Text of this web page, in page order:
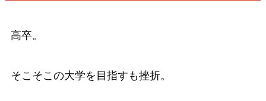
高卒。
そこそこの大学を目指すも挫折。